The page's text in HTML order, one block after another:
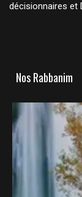
décisionnaires et
Nos Rabbanim